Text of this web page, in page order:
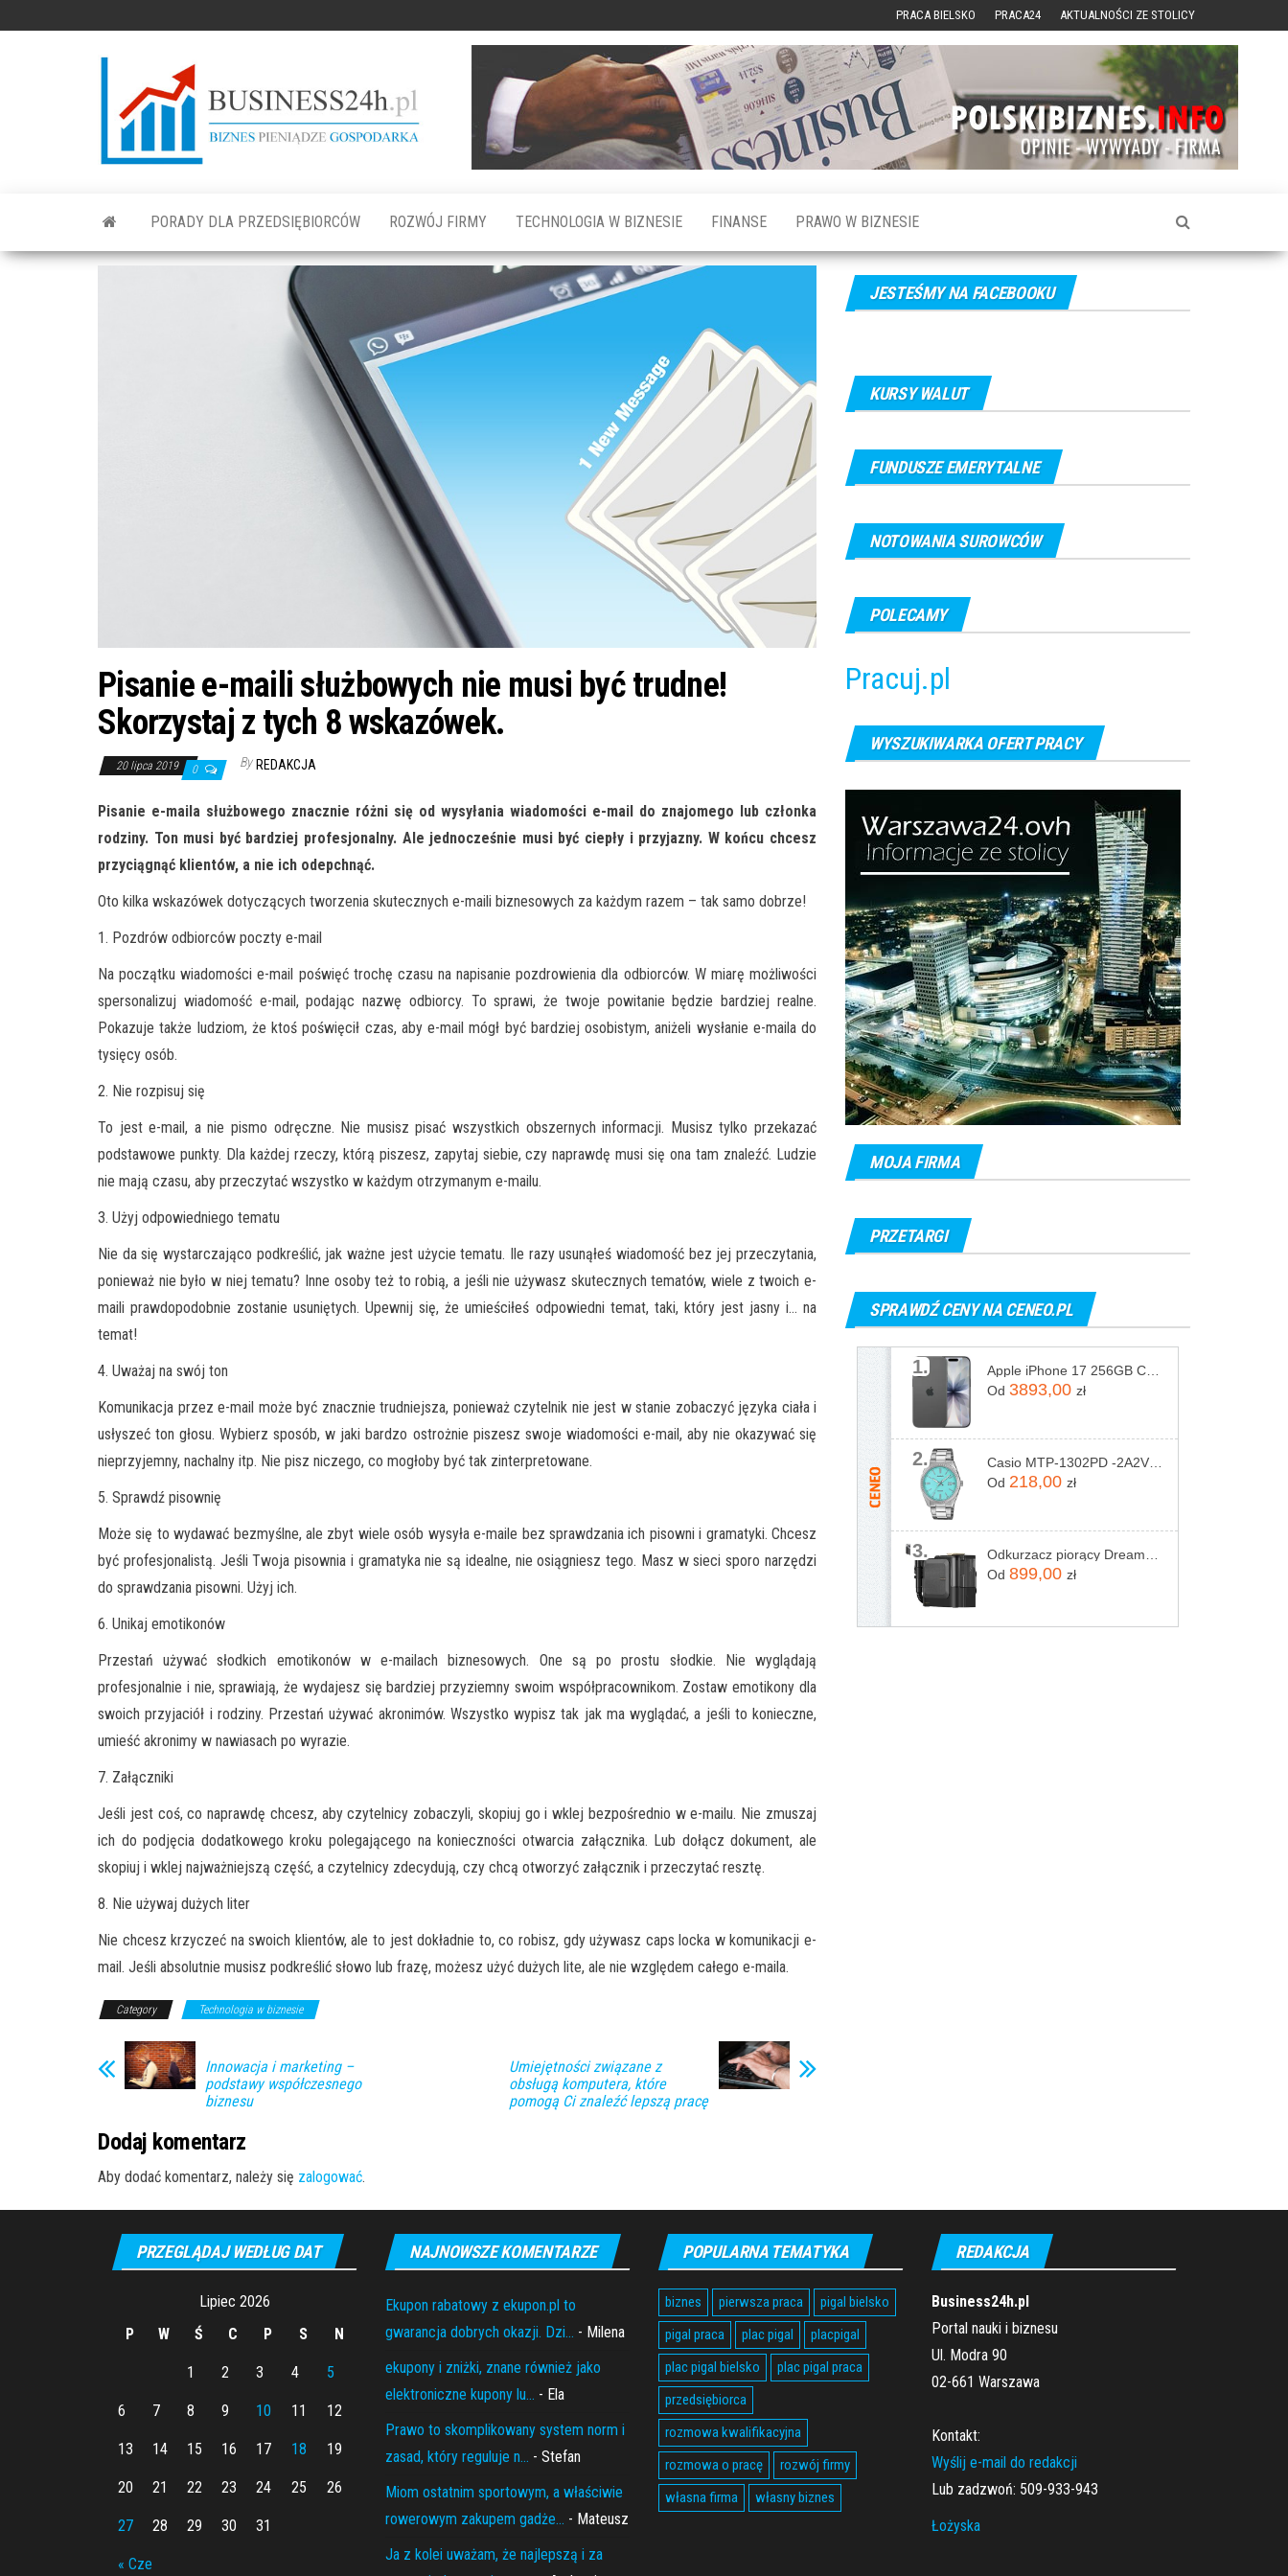
PRACA BIELSKO PRACA24 AKTUALNOŚCI ZE STOLICY
PORADY DLA PRZEDSIĘBIORCÓW ROZWÓJ FIRMY TECHNOLOGIA W BIZNESIE FINANSE PRAWO W BIZNESIE
Pisanie e-maili służbowych nie musi być trudne!
Skorzystaj z tych 8 wskazówek.
20 lipca 2019 0 By REDAKCJA
Pisanie e-maila służbowego znacznie różni się od wysyłania wiadomości e-mail do znajomego lub członka
rodziny. Ton musi być bardziej profesjonalny. Ale jednocześnie musi być ciepły i przyjazny. W końcu chcesz
przyciągnąć klientów, a nie ich odepchnąć.
Oto kilka wskazówek dotyczących tworzenia skutecznych e-maili biznesowych za każdym razem – tak samo dobrze!
1. Pozdrów odbiorców poczty e-mail
Na początku wiadomości e-mail poświęć trochę czasu na napisanie pozdrowienia dla odbiorców. W miarę możliwości
spersonalizuj wiadomość e-mail, podając nazwę odbiorcy. To sprawi, że twoje powitanie będzie bardziej realne.
Pokazuje także ludziom, że ktoś poświęcił czas, aby e-mail mógł być bardziej osobistym, aniżeli wysłanie e-maila do
tysięcy osób.
2. Nie rozpisuj się
To jest e-mail, a nie pismo odręczne. Nie musisz pisać wszystkich obszernych informacji. Musisz tylko przekazać
podstawowe punkty. Dla każdej rzeczy, którą piszesz, zapytaj siebie, czy naprawdę musi się ona tam znaleźć. Ludzie
nie mają czasu, aby przeczytać wszystko w każdym otrzymanym e-mailu.
3. Użyj odpowiedniego tematu
Nie da się wystarczająco podkreślić, jak ważne jest użycie tematu. Ile razy usunąłeś wiadomość bez jej przeczytania,
ponieważ nie było w niej tematu? Inne osoby też to robią, a jeśli nie używasz skutecznych tematów, wiele z twoich e-
maili prawdopodobnie zostanie usuniętych. Upewnij się, że umieściłeś odpowiedni temat, taki, który jest jasny i… na
temat!
4. Uważaj na swój ton
Komunikacja przez e-mail może być znacznie trudniejsza, ponieważ czytelnik nie jest w stanie zobaczyć języka ciała i
usłyszeć ton głosu. Wybierz sposób, w jaki bardzo ostrożnie piszesz swoje wiadomości e-mail, aby nie okazywać się
nieprzyjemny, nachalny itp. Nie pisz niczego, co mogłoby być tak zinterpretowane.
5. Sprawdź pisownię
Może się to wydawać bezmyślne, ale zbyt wiele osób wysyła e-maile bez sprawdzania ich pisowni i gramatyki. Chcesz
być profesjonalistą. Jeśli Twoja pisownia i gramatyka nie są idealne, nie osiągniesz tego. Masz w sieci sporo narzędzi
do sprawdzania pisowni. Użyj ich.
6. Unikaj emotikonów
Przestań używać słodkich emotikonów w e-mailach biznesowych. One są po prostu słodkie. Nie wyglądają
profesjonalnie i nie, sprawiają, że wydajesz się bardziej przyziemny swoim współpracownikom. Zostaw emotikony dla
swoich przyjaciół i rodziny. Przestań używać akronimów. Wszystko wypisz tak jak ma wyglądać, a jeśli to konieczne,
umieść akronimy w nawiasach po wyrazie.
7. Załączniki
Jeśli jest coś, co naprawdę chcesz, aby czytelnicy zobaczyli, skopiuj go i wklej bezpośrednio w e-mailu. Nie zmuszaj
ich do podjęcia dodatkowego kroku polegającego na konieczności otwarcia załącznika. Lub dołącz dokument, ale
skopiuj i wklej najważniejszą część, a czytelnicy zdecydują, czy chcą otworzyć załącznik i przeczytać resztę.
8. Nie używaj dużych liter
Nie chcesz krzyczeć na swoich klientów, ale to jest dokładnie to, co robisz, gdy używasz caps locka w komunikacji e-
mail. Jeśli absolutnie musisz podkreślić słowo lub frazę, możesz użyć dużych lite, ale nie względem całego e-maila.
Category Technologia w biznesie
Innowacja i marketing –
podstawy współczesnego
biznesu
Umiejętności związane z
obsługą komputera, które
pomogą Ci znaleźć lepszą pracę
Dodaj komentarz
Aby dodać komentarz, należy się zalogować.
JESTEŚMY NA FACEBOOKU
KURSY WALUT
FUNDUSZE EMERYTALNE
NOTOWANIA SUROWCÓW
POLECAMY
Pracuj.pl
WYSZUKIWARKA OFERT PRACY
MOJA FIRMA
PRZETARGI
SPRAWDŹ CENY NA CENEO.PL
1.
Od 3893,00 zł
2.
Od 218,00 zł
3.
Od 899,00 zł
PRZEGLĄDAJ WEDŁUG DAT
Lipiec 2026
P
W Ś C P S N
« Cze
1 2 3 4 5
6 7 8 9 10 11 12
13 14 15 16 17 18 19
20 21 22 23 24 25 26
27 28 29 30 31
NAJNOWSZE KOMENTARZE
Ekupon rabatowy z ekupon.pl to
gwarancja dobrych okazji. Dzi... - Milena
ekupony i zniżki, znane również jako
elektroniczne kupony lu... - Ela
Prawo to skomplikowany system norm i
zasad, który reguluje n... - Stefan
Miom ostatnim sportowym, a właściwie
rowerowym zakupem gadże... - Mateusz
Ja z kolei uważam, że najlepszą i za
POPULARNA TEMATYKA
biznes pierwsza praca
pigal bielsko
pigal praca
plac pigal
placpigal
plac pigal bielsko
plac pigal praca
przedsiębiorca
rozmowa kwalifikacyjna
rozmowa o pracę
rozwój firmy
własna firma
własny biznes
REDAKCJA
Business24h.pl
Portal nauki i biznesu
Ul. Modra 90
02-661 Warszawa
Kontakt:
Wyślij e-mail do redakcji
Lub zadzwoń: 509-933-943
Łożyska